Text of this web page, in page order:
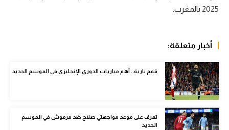
دوري أبطال أوروبا
أمم إفريقيا
كرة السلة الأمريكية
كرة سلة
2025 بالمغرب.
أخبار متعلقة:
قمم نارية.. أهم مباريات الدوري الإنجليزي في الموسم الجديد
تعرف على موعد مواجهتي صلاح ضد مرموش في الموسم
الجديد